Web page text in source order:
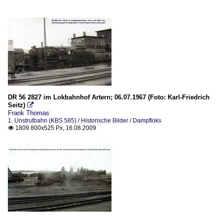
DR 56 2827 im Lokbahnhof Artern; 06.07.1967 (Foto: Karl-Friedrich
Seitz) 
Frank Thomas
1. Unstrutbahn (KBS 585) / Historische Bilder / Dampfloks
 1809 800x525 Px, 16.08.2009